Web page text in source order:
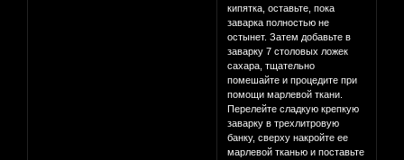
кипятка, оставьте, пока
заварка полностью не
остынет. Затем добавьте в
заварку 7 столовых ложек
сахара, тщательно
помешайте и процедите при
помощи марлевой ткани.
Перелейте сладкую крепкую
заварку в трехлитровую
банку, сверху накройте ее
марлевой тканью и поставьте